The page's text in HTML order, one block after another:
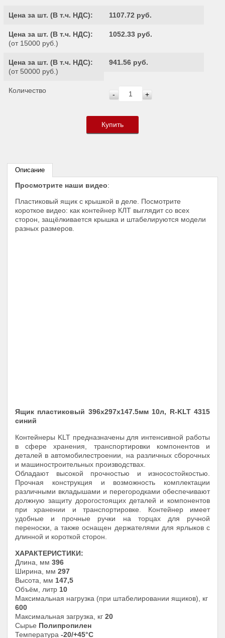
Цена за шт. (В т.ч. НДС): 1107.72 руб.
Цена за шт. (В т.ч. НДС):
(от 15000 руб.)
1052.33 руб.
Цена за шт. (В т.ч. НДС):
(от 50000 руб.)
941.56 руб.
Количество - +
Купить
Описание
Просмотрите наши видео:
Пластиковый ящик с крышкой в деле. Посмотрите
короткое видео: как контейнер КЛТ выглядит со всех
сторон, защёлкивается крышка и штабелируются модели
разных размеров.
Ящик пластиковый 396х297х147.5мм 10л, R-KLT 4315
синий
Контейнеры KLT предназначены для интенсивной работы
в сфере хранения, транспортировки компонентов и
деталей в автомобилестроении, на различных сборочных
и машиностроительных производствах.
Обладают высокой прочностью и износостойкостью.
Прочная конструкция и возможность комплектации
различными вкладышами и перегородками обеспечивают
должную защиту дорогостоящих деталей и компонентов
при хранении и транспортировке. Контейнер имеет
удобные и прочные ручки на торцах для ручной
переноски, а также оснащен держателями для ярлыков с
длинной и короткой сторон.
ХАРАКТЕРИСТИКИ:
Длина, мм 396
Ширина, мм 297
Высота, мм 147,5
Объём, литр 10
Максимальная нагрузка (при штабелировании ящиков), кг
600
Максимальная загрузка, кг 20
Сырье Полипропилен
Температура -20/+45°С